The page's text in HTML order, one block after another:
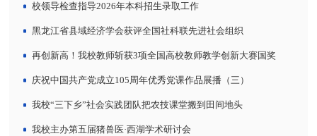
校领导检查指导2026年本科招生录取工作
黑龙江省县域经济学会获评全国社科联先进社会组织
再创新高！我校教师斩获3项全国高校教师教学创新大赛国奖
庆祝中国共产党成立105周年优秀党课作品展播（三）
我校“三下乡”社会实践团队把农技课堂搬到田间地头
我校主办第五届猪兽医·西湖学术研讨会